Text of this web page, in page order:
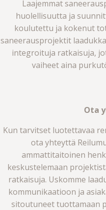
Laajemmat
huolellisuutta ja
koulutettu ja kokenut
saneerausprojektit
integroituja ratkaisuja,
vaiheet aina
Ota
Kun tarvitset luotettavaa
ota yhteyttä
ammattitaitoinen
keskustelemaan
ratkaisuja. Uskomme
kommunikaatioon ja
sitoutuneet tuottamaan